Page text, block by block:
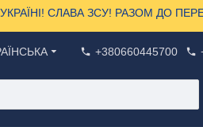
УКРАЇНІ! СЛАВА ЗСУ! РАЗОМ ДО
+380660445700